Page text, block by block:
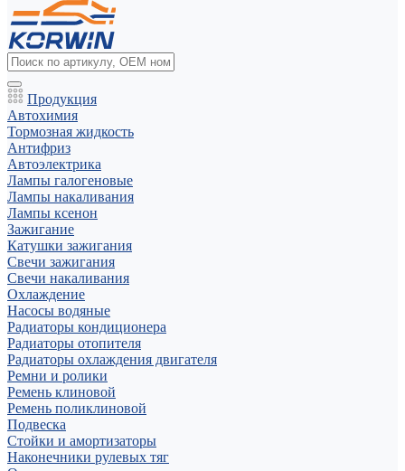
Продукция
Автохимия
Тормозная жидкость
Антифриз
Автоэлектрика
Лампы галогеновые
Лампы накаливания
Лампы ксенон
Зажигание
Катушки зажигания
Свечи зажигания
Свечи накаливания
Охлаждение
Насосы водяные
Радиаторы кондиционера
Радиаторы отопителя
Радиаторы охлаждения двигателя
Ремни и ролики
Ремень клиновой
Ремень поликлиновой
Подвеска
Стойки и амортизаторы
Наконечники рулевых тяг